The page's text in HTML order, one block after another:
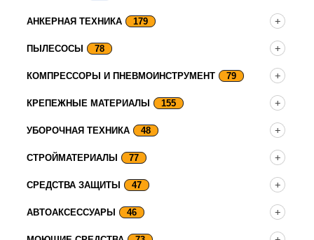
АНКЕРНАЯ ТЕХНИКА 179
ПЫЛЕСОСЫ 78
КОМПРЕССОРЫ И ПНЕВМОИНСТРУМЕНТ 79
КРЕПЕЖНЫЕ МАТЕРИАЛЫ 155
УБОРОЧНАЯ ТЕХНИКА 48
СТРОЙМАТЕРИАЛЫ 77
СРЕДСТВА ЗАЩИТЫ 47
АВТОАКСЕССУАРЫ 46